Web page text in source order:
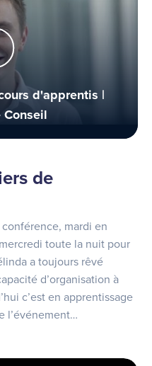
d'apprentis |
de
mardi en
toute la nuit pour
a toujours rêvé
d’organisation à
c’est en apprentissage
l’événement…